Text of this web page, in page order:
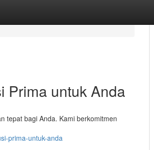
Prima untuk Anda
tepat bagi Anda. Kami berkomitmen
prima-untuk-anda